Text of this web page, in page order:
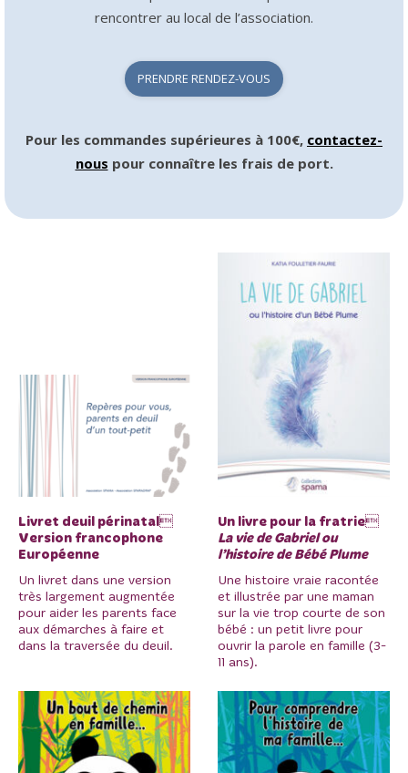
rencontrer au local de l’association.
PRENDRE RENDEZ-VOUS
Pour les commandes supérieures à 100€, contactez-
nous pour connaître les frais de port.
Livret deuil périnatal
Version francophone
Européenne
Un livret dans une version
très largement augmentée
pour aider les parents face
aux démarches à faire et
dans la traversée du deuil.
Un livre pour la fratrie
La vie de Gabriel ou
l’histoire de Bébé Plume
Une histoire vraie racontée
et illustrée par une maman
sur la vie trop courte de son
bébé : un petit livre pour
ouvrir la parole en famille (3-
11 ans).